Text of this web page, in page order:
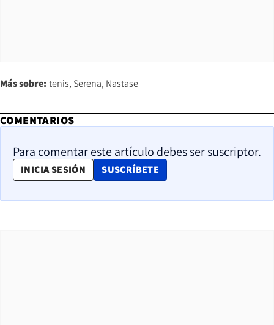
Más sobre: tenis Serena Nastase
COMENTARIOS
Para comentar este artículo debes ser suscriptor.
INICIA SESIÓN SUSCRÍBETE
OPENS IN NEW WINDOW